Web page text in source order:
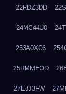
22RDZ3DD
24MC44U0
253A0XC6
25RMMEOD
27E8J3FW